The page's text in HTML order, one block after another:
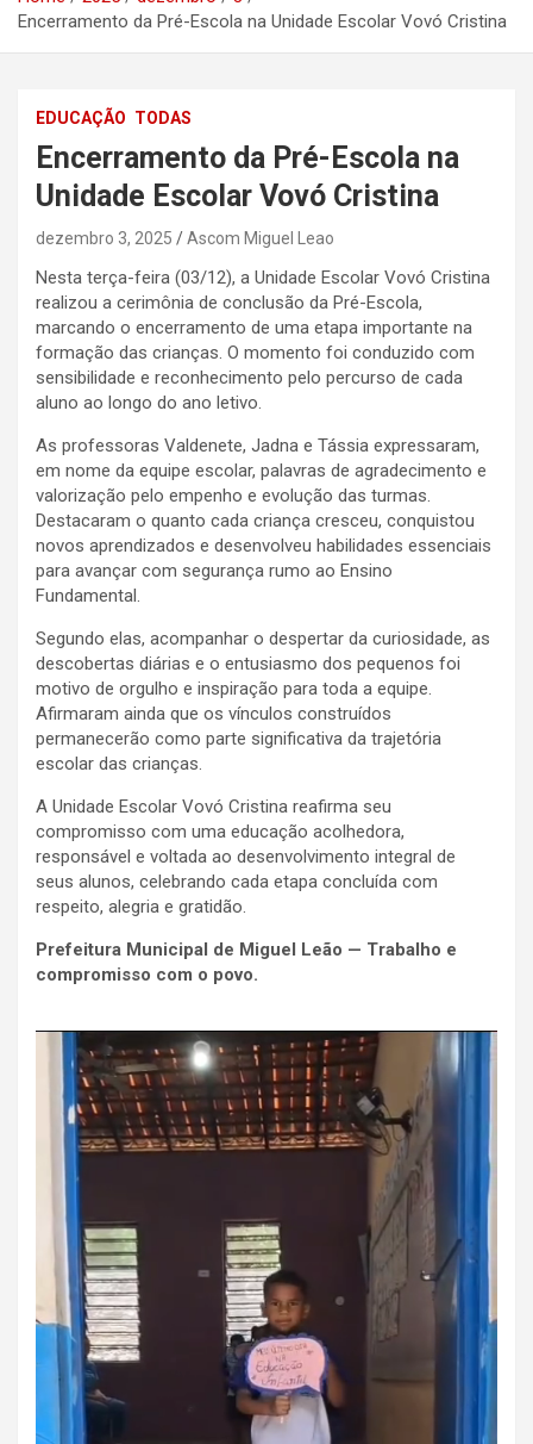
Encerramento da Pré-Escola na Unidade Escolar Vovó Cristina
EDUCAÇÃO TODAS
Encerramento da Pré-Escola na
Unidade Escolar Vovó Cristina
dezembro 3, 2025 Ascom Miguel Leao
Nesta terça-feira (03/12), a Unidade Escolar Vovó Cristina
realizou a cerimônia de conclusão da Pré-Escola,
marcando o encerramento de uma etapa importante na
formação das crianças. O momento foi conduzido com
sensibilidade e reconhecimento pelo percurso de cada
aluno ao longo do ano letivo.
As professoras Valdenete, Jadna e Tássia expressaram,
em nome da equipe escolar, palavras de agradecimento e
valorização pelo empenho e evolução das turmas.
Destacaram o quanto cada criança cresceu, conquistou
novos aprendizados e desenvolveu habilidades essenciais
para avançar com segurança rumo ao Ensino
Fundamental.
Segundo elas, acompanhar o despertar da curiosidade, as
descobertas diárias e o entusiasmo dos pequenos foi
motivo de orgulho e inspiração para toda a equipe.
Afirmaram ainda que os vínculos construídos
permanecerão como parte significativa da trajetória
escolar das crianças.
A Unidade Escolar Vovó Cristina reafirma seu
compromisso com uma educação acolhedora,
responsável e voltada ao desenvolvimento integral de
seus alunos, celebrando cada etapa concluída com
respeito, alegria e gratidão.
Prefeitura Municipal de Miguel Leão — Trabalho e
compromisso com o povo.